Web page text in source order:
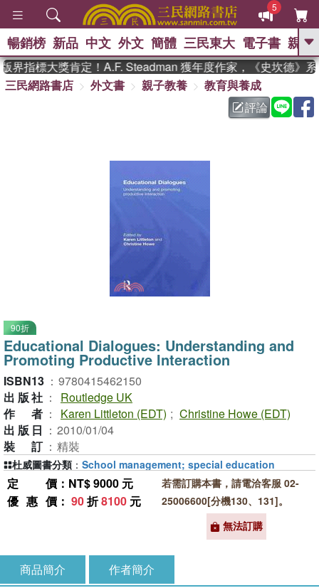
5
GO
熱搜： 東野圭吾 、 高希均教授回憶錄
父親節 、 如果歷
暑期推薦 、 國際布克
偉大的迷走神經
暢銷榜 新品 中文 外文 簡體 三民東大 電子書 親子
指標大獎肯定！A.F. Steadman 獲年度作家，《史坎德》系
三民網路書店
外文書 親子教養
教育與養成
評論
90折
Educational Dialogues: Understanding and
Promoting Productive Interaction
ISBN13 ： 9780415462150
出版社 ：
Routledge UK
作者 ： Karen Littleton (EDT) ; Christine Howe (EDT)
出版日 ： 2010/01/04
裝訂 ： 精裝
定價 ：NT$ 9000 元
優惠價 ： 90折8100 元
若需訂購本書，請電洽客服 02-
25006600[分機130、131]。
無法訂購
杜威圖書分類 ： School management; special education
商品簡介 作者簡介